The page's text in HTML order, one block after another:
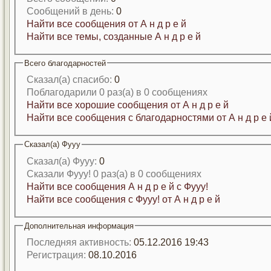
Сообщений в день: 0
Найти все сообщения от А н д р е й
Найти все темы, созданные А н д р е й
Всего благодарностей
Сказал(а) спасибо: 0
Поблагодарили 0 раз(а) в 0 сообщениях
Найти все хорошие сообщения от А н д р е й
Найти все сообщения с благодарностями от А н д р е
Сказал(а) Фууу
Сказал(а) Фууу: 0
Сказали Фууу! 0 раз(а) в 0 сообщениях
Найти все сообщения А н д р е й с Фууу!
Найти все сообщения с Фууу! от А н д р е й
Дополнительная информация
Последняя активность: 05.12.2016 19:43
Регистрация: 08.10.2016